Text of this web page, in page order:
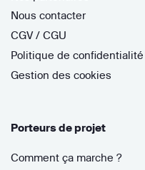
Nous contacter
CGV / CGU
Politique de confidentialité
Gestion des cookies
Porteurs de projet
Comment ça marche ?